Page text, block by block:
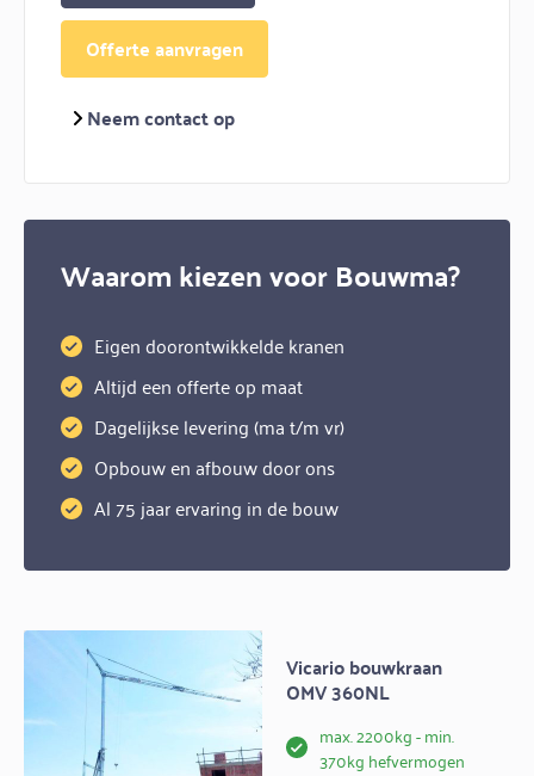
Offerte aanvragen
Neem contact op
Waarom kiezen voor Bouwma?
Eigen doorontwikkelde kranen
Altijd een offerte op maat
Dagelijkse levering (ma t/m vr)
Opbouw en afbouw door ons
Al 75 jaar ervaring in de bouw
Vicario bouwkraan
OMV 360NL
max. 2200kg - min.
370kg hefvermogen